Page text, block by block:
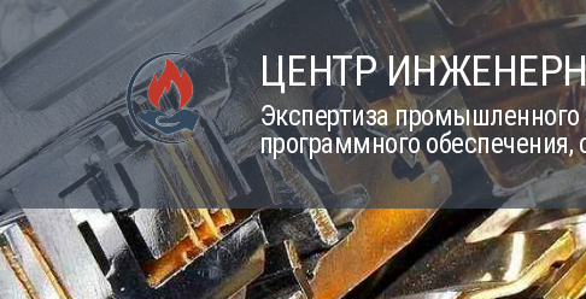
Skip
to
content
ЦЕНТР
Экспертиза промышленного
программного обеспечения,